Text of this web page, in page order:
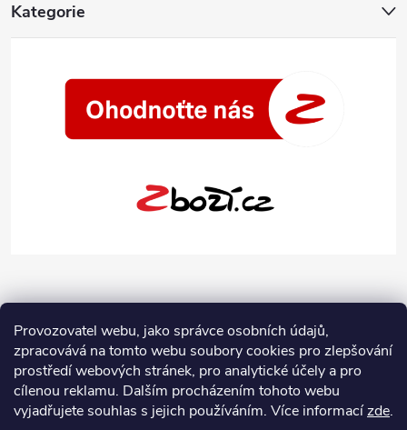
Provozovatel webu, jako správce osobních údajů,
zpracovává na tomto webu soubory cookies pro zlepšování
prostředí webových stránek, pro analytické účely a pro
cílenou reklamu. Dalším procházením tohoto webu
vyjadřujete souhlas s jejich používáním. Více informacízde.
Kategorie